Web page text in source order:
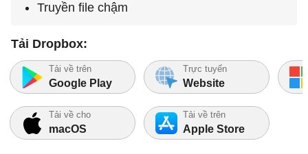
Truyền file chậm
Tải Dropbox:
Tải về trên
Google Play
Tải về cho
macOS
Trực tuyến
Website
Tải về trên
Apple Store